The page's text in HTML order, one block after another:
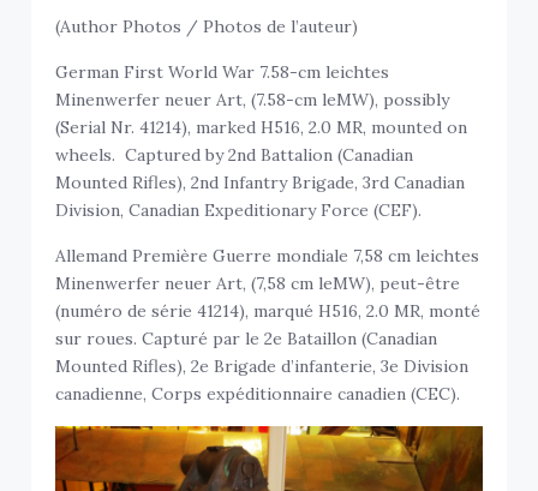
(Author Photos / Photos de l’auteur)
German First World War 7.58-cm leichtes
Minenwerfer neuer Art, (7.58-cm leMW), possibly
(Serial Nr. 41214), marked H516, 2.0 MR, mounted on
wheels. Captured by 2nd Battalion (Canadian
Mounted Rifles), 2nd Infantry Brigade, 3rd Canadian
Division, Canadian Expeditionary Force (CEF).
Allemand Première Guerre mondiale 7,58 cm leichtes
Minenwerfer neuer Art, (7,58 cm leMW), peut-être
(numéro de série 41214), marqué H516, 2.0 MR, monté
sur roues. Capturé par le 2e Bataillon (Canadian
Mounted Rifles), 2e Brigade d’infanterie, 3e Division
canadienne, Corps expéditionnaire canadien (CEC).